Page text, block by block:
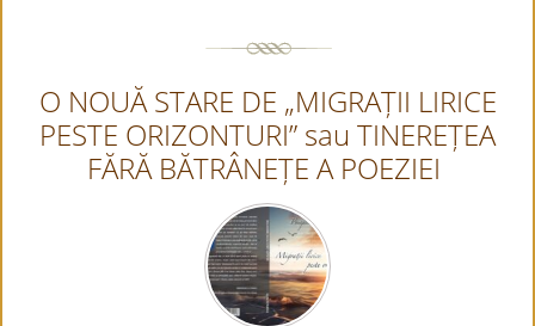
O NOUĂ STARE DE „MIGRAȚII LIRICE
PESTE ORIZONTURI” sau TINEREȚEA
FĂRĂ BĂTRÂNEȚE A POEZIEI